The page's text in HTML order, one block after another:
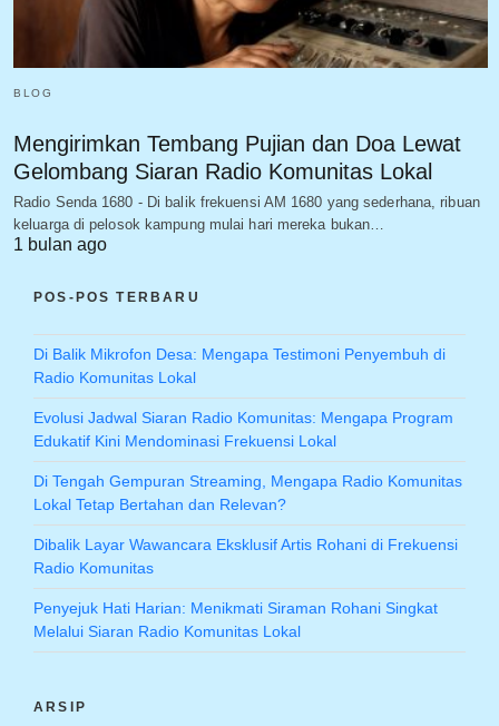
BLOG
Mengirimkan Tembang Pujian dan Doa Lewat
Gelombang Siaran Radio Komunitas Lokal
Radio Senda 1680 - Di balik frekuensi AM 1680 yang sederhana, ribuan
keluarga di pelosok kampung mulai hari mereka bukan…
1 bulan ago
POS-POS TERBARU
Di Balik Mikrofon Desa: Mengapa Testimoni Penyembuh di
Radio Komunitas Lokal
Evolusi Jadwal Siaran Radio Komunitas: Mengapa Program
Edukatif Kini Mendominasi Frekuensi Lokal
Di Tengah Gempuran Streaming, Mengapa Radio Komunitas
Lokal Tetap Bertahan dan Relevan?
Dibalik Layar Wawancara Eksklusif Artis Rohani di Frekuensi
Radio Komunitas
Penyejuk Hati Harian: Menikmati Siraman Rohani Singkat
Melalui Siaran Radio Komunitas Lokal
ARSIP